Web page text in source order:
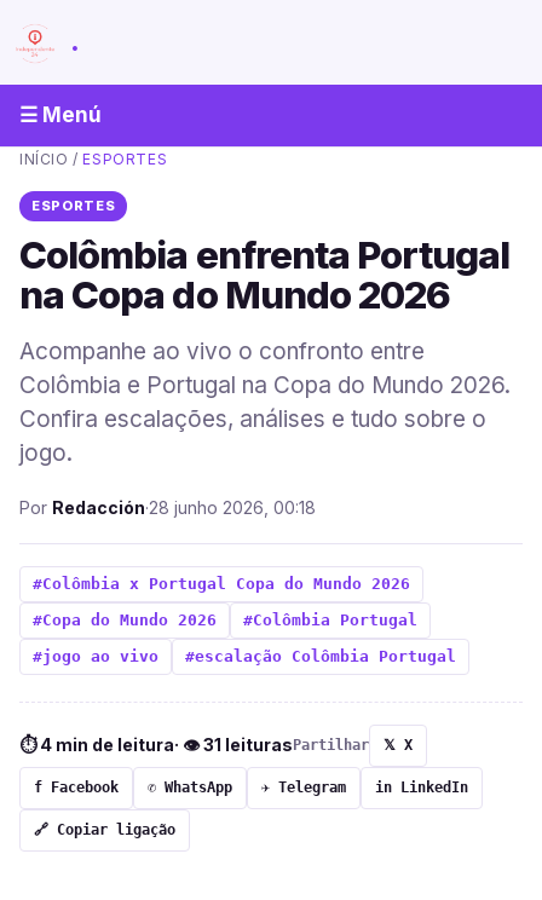
.
☰ Menú
INÍCIO /ESPORTES
ESPORTES
Colômbia enfrenta Portugal
na Copa do Mundo 2026
Acompanhe ao vivo o confronto entre
Colômbia e Portugal na Copa do Mundo 2026.
Confira escalações, análises e tudo sobre o
jogo.
Por Redacción·28 junho 2026, 00:18
#Colômbia x Portugal Copa do Mundo 2026
#Copa do Mundo 2026
#Colômbia Portugal
#jogo ao vivo
#escalação Colômbia Portugal
⏱ 4 min de leitura· 👁 31 leiturasPartilhar 𝕏 X
f Facebook ✆ WhatsApp ✈ Telegram in LinkedIn
🔗 Copiar ligação